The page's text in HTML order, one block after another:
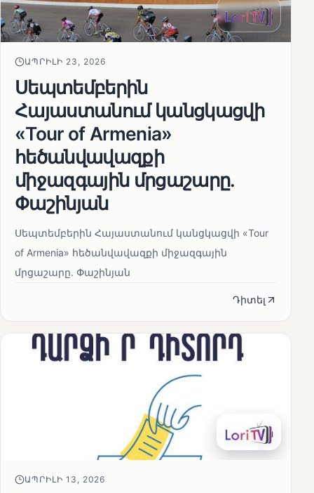
ԱՊՐԻԼԻ 23, 2026
Սեպտեմբերին
Հայաստանում կանցկացվի
«Tour of Armenia»
հեծանվավազքի
միջազգային մրցաշարը.
Փաշինյան
Սեպտեմբերին Հայաստանում կանցկացվի «Tour
of Armenia» հեծանվավազքի միջազգային
մրցաշարը. Փաշինյան
Դիտել
ԱՊՐԻԼԻ 13, 2026